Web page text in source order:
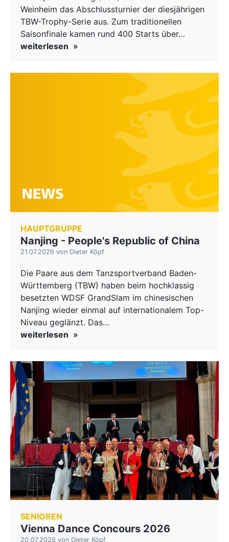
Weinheim das Abschlussturnier der diesjährigen
TBW-Trophy-Serie aus. Zum traditionellen
Saisonfinale kamen rund 400 Starts über…
weiterlesen
HAUPTGRUPPE
Nanjing - People's Republic of China
21.07.2026 von Dieter Köpf
Die Paare aus dem Tanzsportverband Baden-
Württemberg (TBW) haben beim hochklassig
besetzten WDSF GrandSlam im chinesischen
Nanjing wieder einmal auf internationalem Top-
Niveau geglänzt. Das…
weiterlesen
SENIOREN
Vienna Dance Concours 2026
20.07.2026 von Dieter Köpf